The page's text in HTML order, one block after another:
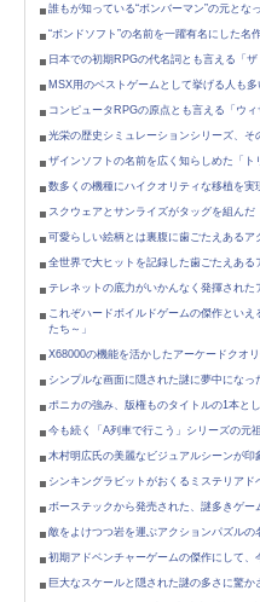
誰もが知っている“ボンバーマン”の元とな
“ボンドソフト”の名前を一躍有名にした名
日本での初期RPGの代名詞とも言える「ザ
MSX用のベストゲームとして挙げる人も多
コンピュータRPGの原点とも言える「ウィ
光栄の歴史シミュレーションシリーズ、そ
ザインソフトの名前を広く知らしめた「ト
数多くの機種にハイクオリティな移植を実
スクウェアとサンライズがタッグを組んだ
可愛らしい絵柄とは裏腹に歯ごたえあるア
全世界で大ヒットを記録した歯ごたえある
テレネットの底力がいかんなく発揮された
これぞハードボイルドゲームの傑作とい
たち～」
X68000の機能を活かしたアーケードクオ
シンプルな画面に隠された謎に夢中になっ
ポニカの強み、版権ものタイトルの1本と
今も続く「A列車で行こう」シリーズの元
木村明広氏の美麗なビジュアルシーンが印
シンキングラビットがおくるミステリアド
ボーステックから発売された、謎多きゲー
敵をよけつつ岩を運ぶアクションパズルの
初期アドベンチャーゲームの傑作にして、
巨大なスケールと隠された謎の多さに驚か